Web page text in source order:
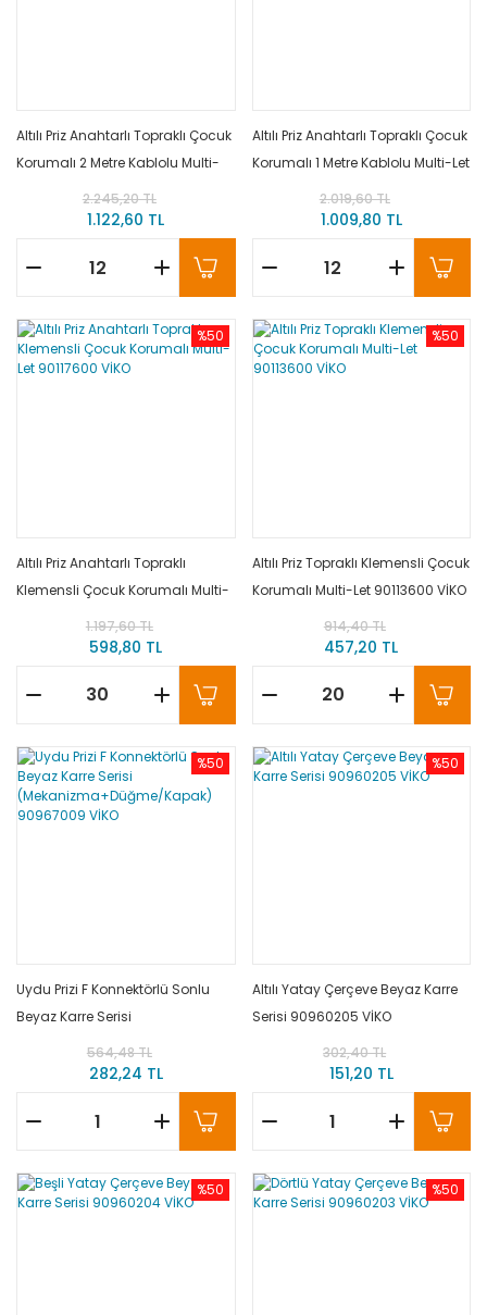
Altılı Priz Anahtarlı Topraklı Çocuk
Korumalı 2 Metre Kablolu Multi-
Let 90117602 VİKO
2.245,20 TL
1.122,60 TL
Altılı Priz Anahtarlı Topraklı Çocuk
Korumalı 1 Metre Kablolu Multi-Let
90117601 VİKO2.019,60 TL
1.009,80 TL
%50
Altılı Priz Anahtarlı Topraklı
Klemensli Çocuk Korumalı Multi-
Let 90117600 VİKO
1.197,60 TL
598,80 TL
%50
Altılı Priz Topraklı Klemensli Çocuk
Korumalı Multi-Let 90113600 VİKO
914,40 TL
457,20 TL
%50
Uydu Prizi F Konnektörlü Sonlu
Beyaz Karre Serisi
(Mekanizma+Düğme/Kapak)
90967009 VİKO
564,48 TL
282,24 TL
%50
Altılı Yatay Çerçeve Beyaz Karre
Serisi 90960205 VİKO
302,40 TL
151,20 TL
%50 %50